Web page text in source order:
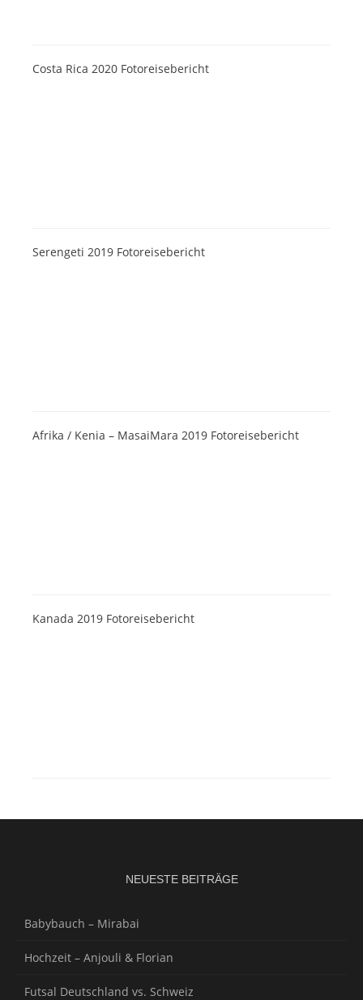
Costa Rica 2020 Fotoreisebericht
Serengeti 2019 Fotoreisebericht
Afrika / Kenia – MasaiMara 2019 Fotoreisebericht
Kanada 2019 Fotoreisebericht
NEUESTE BEITRÄGE
Babybauch – Mirabai
Hochzeit – Anjouli & Florian
Futsal Deutschland vs. Schweiz